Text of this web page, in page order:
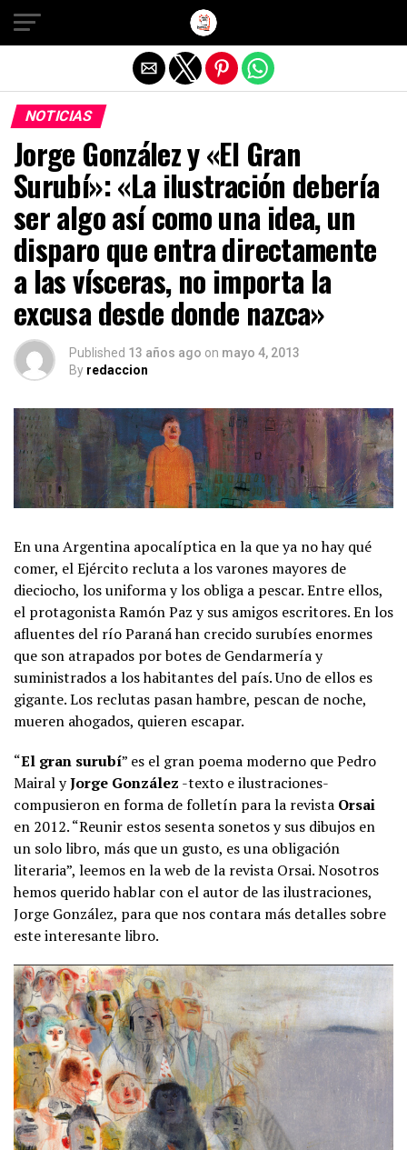
NOTICIAS
Jorge González y «El Gran
Surubí»: «La ilustración debería
ser algo así como una idea, un
disparo que entra directamente
a las vísceras, no importa la
excusa desde donde nazca»
Published 13 años ago on mayo 4, 2013
By redaccion
En una Argentina apocalíptica en la que ya no hay qué
comer, el Ejército recluta a los varones mayores de
dieciocho, los uniforma y los obliga a pescar. Entre ellos,
el protagonista Ramón Paz y sus amigos escritores. En los
afluentes del río Paraná han crecido surubíes enormes
que son atrapados por botes de Gendarmería y
suministrados a los habitantes del país. Uno de ellos es
gigante. Los reclutas pasan hambre, pescan de noche,
mueren ahogados, quieren escapar.
“El gran surubí” es el gran poema moderno que Pedro
Mairal yJorge González -texto e ilustraciones-
compusieron en forma de folletín para la revista Orsai
en 2012. “Reunir estos sesenta sonetos y sus dibujos en
un solo libro, más que un gusto, es una obligación
literaria”, leemos en la web de la revista Orsai. Nosotros
hemos querido hablar con el autor de las ilustraciones,
Jorge González, para que nos contara más detalles sobre
este interesante libro.
Salir de la versión móvil